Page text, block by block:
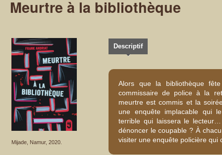
Meurtre à la bibliothèque
Mijade, Namur, 2020.
Descriptif
Alors que la bibliothèque
commissaire de police à la
meurtre est commis et la
une enquête implacable qui
terrible qui laissera le
dénoncer le coupable ? À
visiter une enquête policière qui